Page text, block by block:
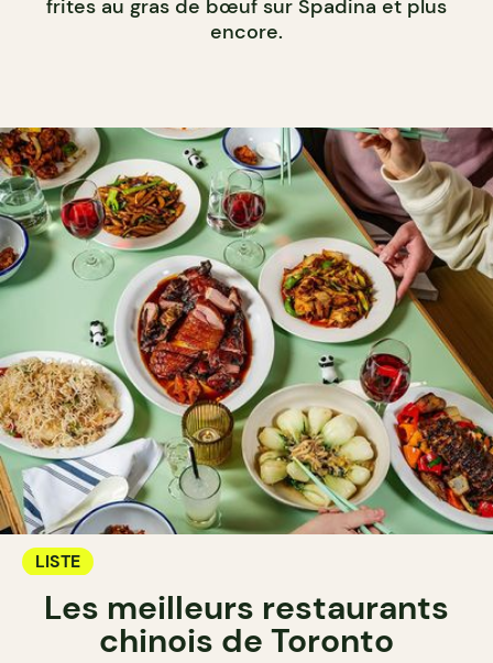
frites au gras de bœuf sur Spadina et plus
encore.
LISTE
Les meilleurs restaurants
chinois de Toronto